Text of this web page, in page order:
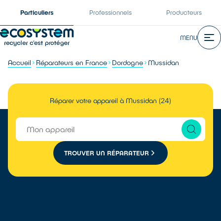
Particuliers Professionnels Producteurs
MENU
Accueil Réparateurs en France Dordogne Mussidan
Réparer votre appareil à Mussidan (24)
TROUVER UN RÉPARATEUR